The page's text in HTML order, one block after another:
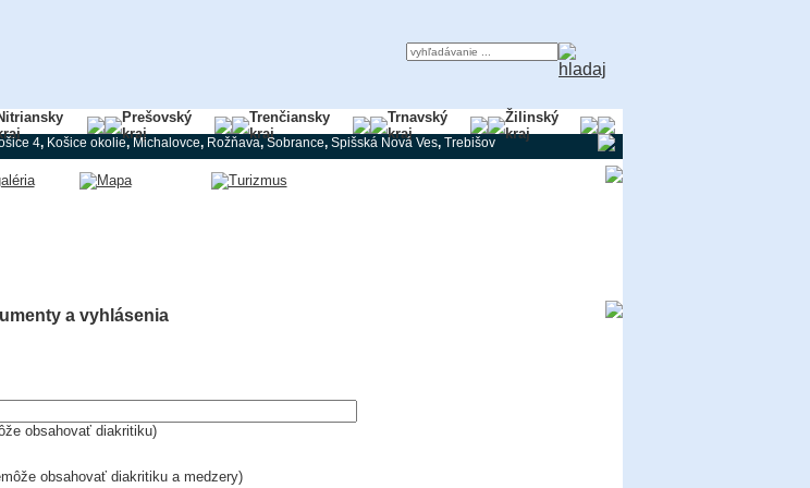
Prešovský
kraj
Trenčiansky
kraj
Trnavský
kraj
Žilinský
kraj
4, Košice okolie,Michalovce, Rožňava,Sobrance, Spišská Nová Ves, Trebišov
a vyhlásenia
obsahovať diakritiku)
obsahovať diakritiku a medzery)